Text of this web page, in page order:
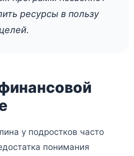
ресурсы в пользу
у подростков часто
понимания